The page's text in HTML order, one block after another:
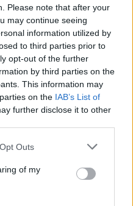
Please note that after your
may continue seeing
information utilized by
to third parties prior to
opt-out of the further
by third parties on the
This information may
on the IAB’s List of
further disclose it to other
Outs
of my
vissza a hírek
ad Stipe